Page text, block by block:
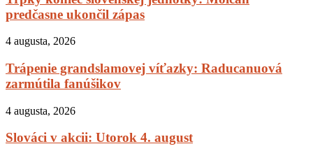
predčasne ukončil zápas
4 augusta, 2026
Trápenie grandslamovej víťazky: Raducanuová
zarmútila fanúšikov
4 augusta, 2026
Slováci v akcii: Utorok 4. august